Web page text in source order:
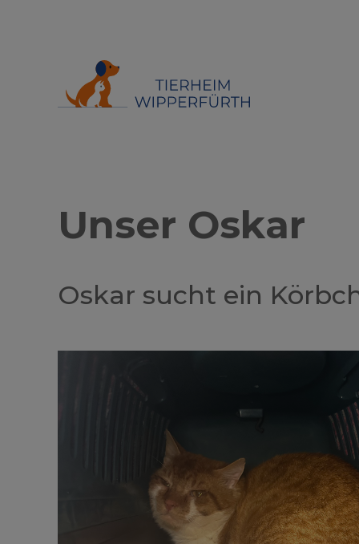
Unser Oskar
Oskar sucht ein